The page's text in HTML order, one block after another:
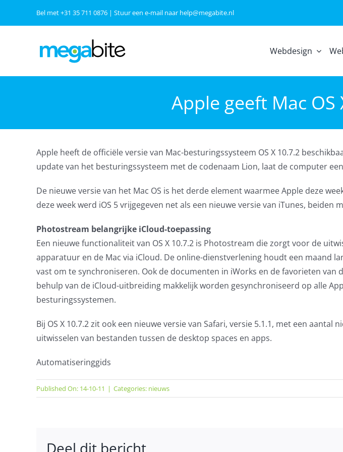
Bel met+31 35 711 0876| Stuur een e-mail naar help@megabite.nl
Webdesign
Apple geeft Mac
Apple heeft de officiële versie van Mac-besturingssysteem OS X 10.7.2
update van het besturingssysteem met de codenaam Lion, laat de computer
De nieuwe versie van het Mac OS is het derde element waarmee Apple deze
deze week werd iOS 5 vrijgegeven net als een nieuwe versie van iTunes, beiden
Photostream belangrijke iCloud-toepassing
Een nieuwe functionaliteit van OS X 10.7.2 is Photostream die zorgt voor de
apparatuur en de Mac via iCloud. De online-dienstverlening houdt een maand
vast om te synchroniseren. Ook de documenten in iWorks en de favorieten van
behulp van de iCloud-uitbreiding makkelijk worden gesynchroniseerd op alle
besturingssystemen.
Bij OS X 10.7.2 zit ook een nieuwe versie van Safari, versie 5.1.1, met een aantal
uitwisselen van bestanden tussen de desktop spaces en apps.
Automatiseringgids
Published On: 14-10-11 | Categories: nieuws
Deel dit bericht